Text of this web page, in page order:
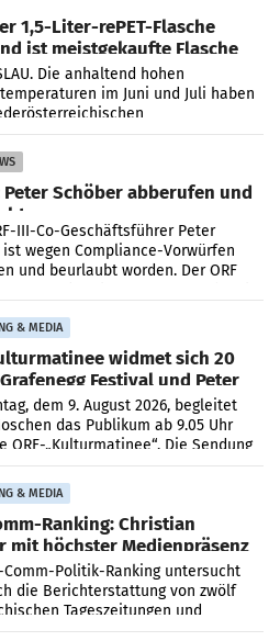
1,5-Liter-rePET-Flasche
ist meistgekaufte Flasche
Die anhaltend hohen
im Juni und Juli haben
Vöslauer zu deutlichen
geführt. Während
Peter Schöber abberufen und
III-Co-Geschäftsführer Peter
ist wegen Compliance-Vorwürfen
und beurlaubt worden. Der ORF
& MEDIA
widmet sich 20
Festival und Peter
dem 9. August 2026, begleitet
das Publikum ab 9.05 Uhr
ORF-„Kulturmatinee“. Die Sendung
der Dokumentation „20 Jahre
& MEDIA
Ranking: Christian
mit höchster Medienpräsenz
Comm-Politik-Ranking untersucht
die Berichterstattung von zwölf
Tageszeitungen und
welche Politikerinnen und